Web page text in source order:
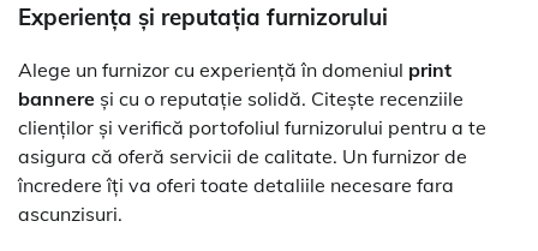
Experiența și reputația furnizorului
Alege un furnizor cu experiență în domeniul print
bannere și cu o reputație solidă. Citește recenziile
clienților și verifică portofoliul furnizorului pentru a te
asigura că oferă servicii de calitate. Un furnizor de
încredere îți va oferi toate detaliile necesare fara
ascunzisuri.